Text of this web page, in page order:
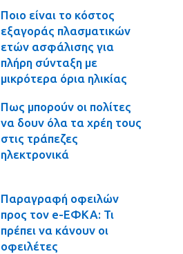
Ποιο είναι το κόστος
εξαγοράς πλασματικών
ετών ασφάλισης για
πλήρη σύνταξη με
μικρότερα όρια ηλικίας
Πως μπορούν οι πολίτες
να δουν όλα τα χρέη τους
στις τράπεζες
ηλεκτρονικά
Παραγραφή οφειλών
προς τον e-ΕΦΚΑ: Τι
πρέπει να κάνουν οι
οφειλέτες